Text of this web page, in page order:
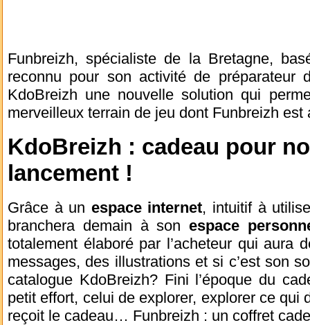
Funbreizh, spécialiste de la Bretagne,
reconnu pour son activité de préparateur
KdoBreizh une nouvelle solution qui
merveilleux terrain de jeu dont Funbreizh
KdoBreizh : cadeau pour
lancement !
Grâce à un espace internet, intuitif à
branchera demain à sonespace
totalement élaboré par l’acheteur qui aura
messages, des illustrations et si c’est son
catalogue KdoBreizh? Fini l’époque du
petit effort, celui de explorer, explorer ce qui
reçoit le cadeau… Funbreizh : un coffret